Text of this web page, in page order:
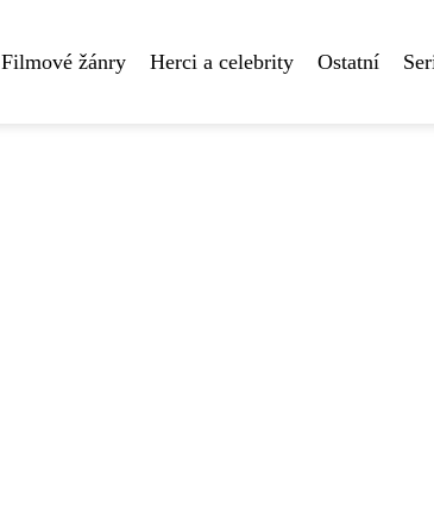
Filmové žánry Herci a celebrity Ostatní